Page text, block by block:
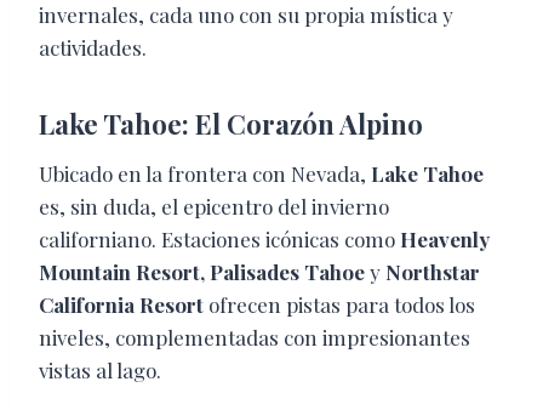
invernales, cada uno con su propia mística y
actividades.
Lake Tahoe: El Corazón Alpino
Ubicado en la frontera con Nevada, Lake Tahoe
es, sin duda, el epicentro del invierno
californiano. Estaciones icónicas como Heavenly
Mountain Resort, Palisades Tahoey Northstar
California Resort ofrecen pistas para todos los
niveles, complementadas con impresionantes
vistas al lago.